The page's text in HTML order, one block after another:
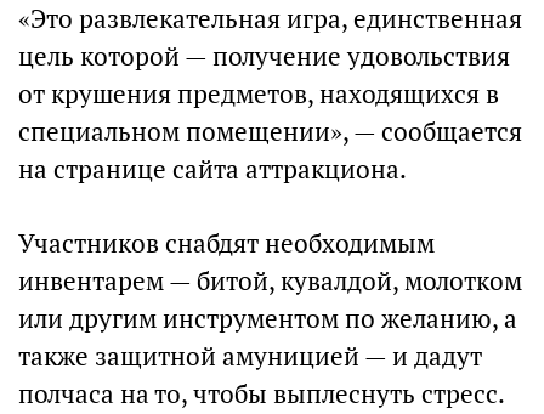
«Это развлекательная игра, единственная
цель которой — получение удовольствия
от крушения предметов, находящихся в
специальном помещении», — сообщается
на странице сайта аттракциона.
Участников снабдят необходимым
инвентарем — битой, кувалдой, молотком
или другим инструментом по желанию, а
также защитной амуницией — и дадут
полчаса на то, чтобы выплеснуть стресс.